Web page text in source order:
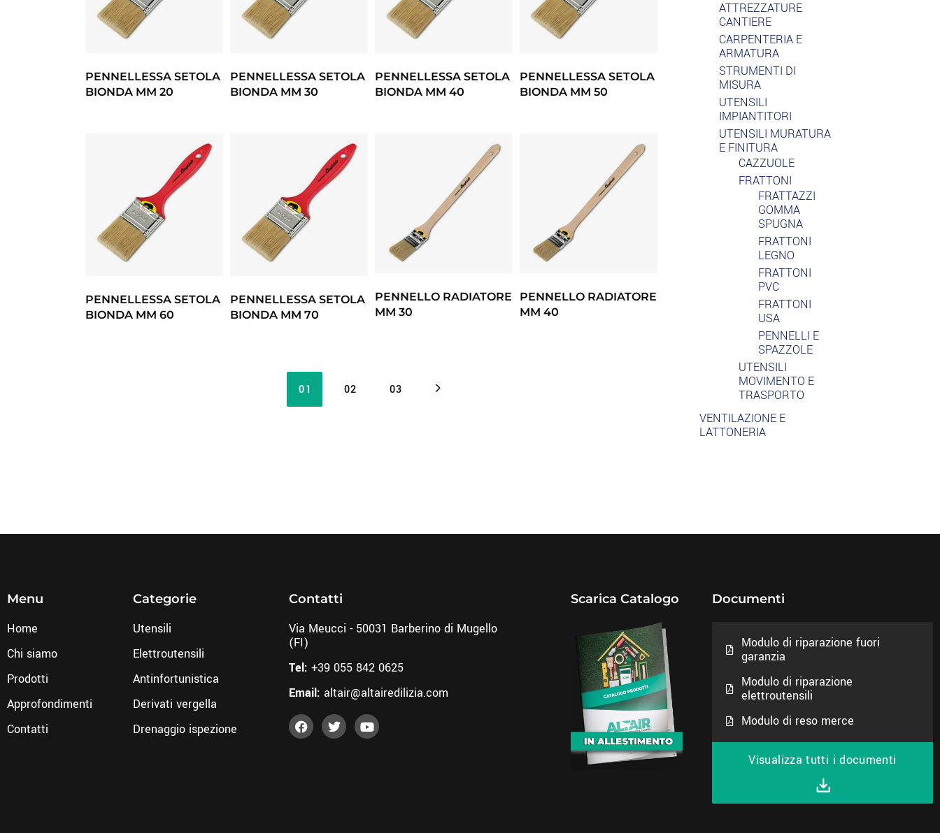
PENNELLESSA SETOLA
BIONDA MM 20
PENNELLESSA SETOLA
BIONDA MM 30
PENNELLESSA SETOLA
BIONDA MM 40
PENNELLESSA SETOLA
BIONDA MM 50
PENNELLESSA SETOLA
BIONDA MM 60
PENNELLESSA SETOLA
BIONDA MM 70
PENNELLO RADIATORE
MM 30
PENNELLO RADIATORE
MM 40
01 02 03
ATTREZZATURE
CANTIERE
CARPENTERIA E
ARMATURA
STRUMENTI DI
MISURA
UTENSILI
IMPIANTITORI
UTENSILI MURATURA
E FINITURA
CAZZUOLE
FRATTONI
FRATTAZZI
GOMMA
SPUGNA
FRATTONI
LEGNO
FRATTONI
PVC
FRATTONI
USA
PENNELLI E
SPAZZOLE
UTENSILI
MOVIMENTO E
TRASPORTO
VENTILAZIONE E
LATTONERIA
Menu
Home
Chi siamo
Prodotti
Approfondimenti
Contatti
Categorie
Utensili
Elettroutensili
Antinfortunistica
Derivati vergella
Drenaggio ispezione
Contatti
Via Meucci - 50031 Barberino di Mugello
(FI)
Tel: +39 055 842 0625
Email: altair@altairedilizia.com
Scarica Catalogo Documenti
Modulo di riparazione fuori
garanzia
Modulo di riparazione
elettroutensili
Modulo di reso merce
Visualizza tutti i documenti